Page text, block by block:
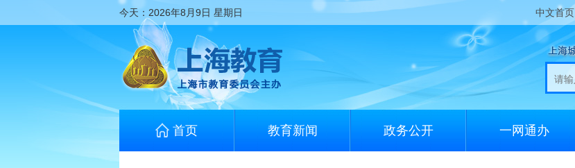
今天： 2026年8月9日 星期日 中文首页
首页 教育新闻 政务公开 一网通办